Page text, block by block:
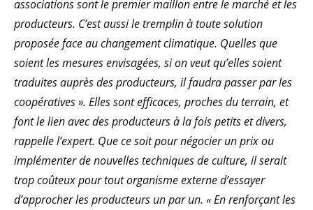
associations sont le premier maillon entre le marché et les
producteurs. C’est aussi le tremplin à toute solution
proposée face au changement climatique. Quelles que
soient les mesures envisagées, si on veut qu’elles soient
traduites auprès des producteurs, il faudra passer par les
coopératives ». Elles sont efficaces, proches du terrain, et
font le lien avec des producteurs à la fois petits et divers,
rappelle l’expert. Que ce soit pour négocier un prix ou
implémenter de nouvelles techniques de culture, il serait
trop coûteux pour tout organisme externe d’essayer
d’approcher les producteurs un par un. « En renforçant les